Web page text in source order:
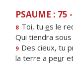
PSAUME : 75
8 Toi, tu es le
Qui tiendra sous
9 Des cieux, tu
la terre a peur